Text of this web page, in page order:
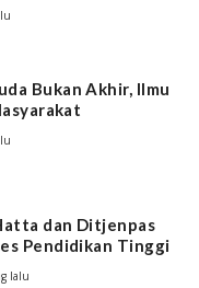
Bukan Akhir, Ilmu
dan Ditjenpas
Pendidikan Tinggi
lalu